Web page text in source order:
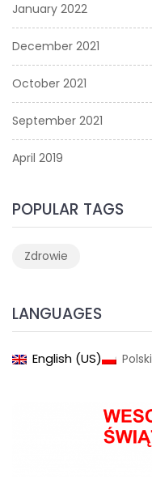
January 2022
December 2021
October 2021
September 2021
April 2019
POPULAR TAGS
Zdrowie
LANGUAGES
English (US) Polski